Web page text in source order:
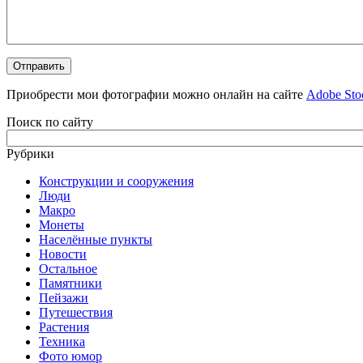
Приобрести мои фотографии можно онлайн на сайте Adobe
Поиск по сайту
Рубрики
Конструкции и сооружения
Люди
Макро
Монеты
Населённые пункты
Новости
Остальное
Памятники
Пейзажи
Путешествия
Растения
Техника
Фото юмор